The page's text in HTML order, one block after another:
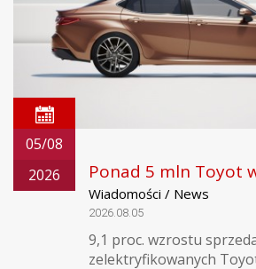
05/08
2026
Ponad 5 mln Toyot
Wiadomości / News
2026.08.05
9,1 proc. wzrostu
zelektryfikowanych